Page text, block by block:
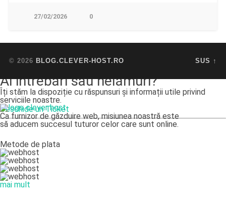
27/02/2026 0
© 2026 BLOG.CLEVER-HOST.RO SUS ↑
Ai intrebări sau nelămuri?
Îți stăm la dispoziție cu răspunsuri și informații utile privind
serviciile noastre.
Deschide un Ticket
Ca furnizor de găzduire web, misiunea noastră este
să aducem succesul tuturor celor care sunt online.
Metode de plata
mai mult